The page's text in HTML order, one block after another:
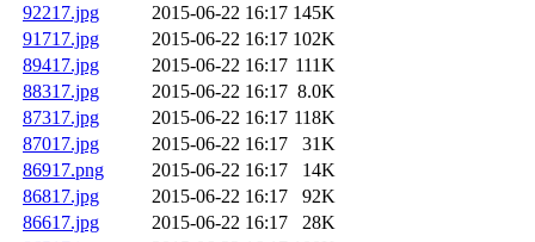
92217.jpg
2015-06-22 16:17 145K
91717.jpg
2015-06-22 16:17 102K
89417.jpg
2015-06-22 16:17 111K
88317.jpg
2015-06-22 16:17 8.0K
87317.jpg
2015-06-22 16:17 118K
87017.jpg
2015-06-22 16:17
31K
86917.png
2015-06-22 16:17
14K
86817.jpg
2015-06-22 16:17
92K
86617.jpg
2015-06-22 16:17
28K